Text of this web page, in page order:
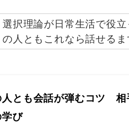
選択理論が日常生活で役
の人ともこれなら話せる
とも会話が弾むコツ 相
び